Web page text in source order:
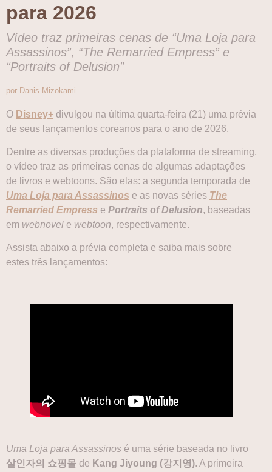
para 2026
Vídeo traz primeiras cenas de “Uma Loja para
Assassinos”, “The Remarried Empress” e
“Portraits of Delusion”
por Danis Mizokami
O Disney+ divulgou na última quarta-feira (21) uma prévia
de seus lançamentos coreanos para o ano de 2026.
Dentre as diversas produções da plataforma de streaming,
o vídeo traz as primeiras cenas de algumas adaptações
de livros e webtoons. São elas: a segunda temporada de
Uma Loja para Assassinos e as novas séries The
Remarried Empress e Portraits of Delusion, baseadas
em webnovel e webtoon, respectivamente.
Assista abaixo a prévia completa e saiba mais sobre
estes três lançamentos:
Uma Loja para Assassinos é uma série baseada no livro
살인자의 쇼핑몰 de Kang Jiyoung (강지영). A primeira